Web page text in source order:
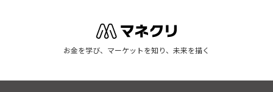
お金を学び、マーケットを知り、未来を描く